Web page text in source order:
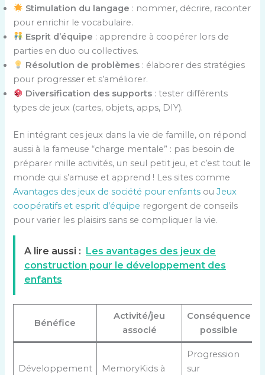
Stimulation du langage : nommer, décrire, raconter
pour enrichir le vocabulaire.
Esprit d’équipe : apprendre à coopérer lors de
parties en duo ou collectives.
Résolution de problèmes : élaborer des stratégies
pour progresser et s’améliorer.
Diversification des supports : tester différents
types de jeux (cartes, objets, apps, DIY).
En intégrant ces jeux dans la vie de famille, on répond
aussi à la fameuse “charge mentale” : pas besoin de
préparer mille activités, un seul petit jeu, et c’est tout le
monde qui s’amuse et apprend ! Les sites comme
Avantages des jeux de société pour enfants ouJeux
coopératifs et esprit d’équipe regorgent de conseils
pour varier les plaisirs sans se compliquer la vie.
A lire aussi : Les avantages des jeux de
construction pour le développement des
enfants
Bénéfice
Activité/jeu
associé
Conséquence
possible
Développement
MemoryKids à
Progression
sur